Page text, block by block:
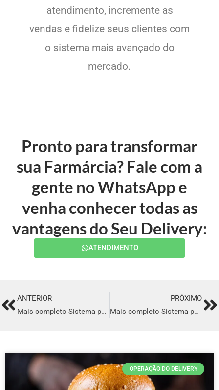
atendimento, incremente as
vendas e fidelize seus clientes com
o sistema mais avançado do
mercado.
Pronto para transformar
sua Farmárcia? Fale com a
gente no WhatsApp e
venha conhecer todas as
vantagens do Seu Delivery:
ATENDIMENTO
PrevANTERIOR
Mais completo Sistema para Delivery em Porto Nacional
PRÓXIMO
Mais completo Sistema para Delivery em Monte Mor
OPERAÇÃO DO DELIVERY